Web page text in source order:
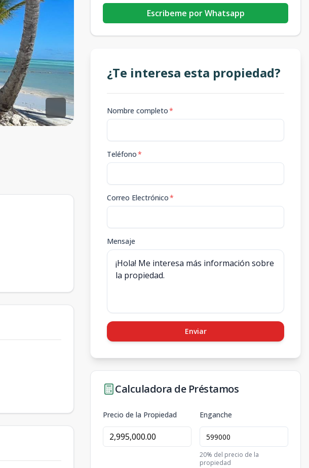
Escribeme por Whatsapp
¿Te interesa esta propiedad?
Nombre completo*
Teléfono*
Correo Electrónico*
Mensaje
Enviar
Calculadora de Préstamos
Precio de la Propiedad Enganche
20% del precio de la
propiedad